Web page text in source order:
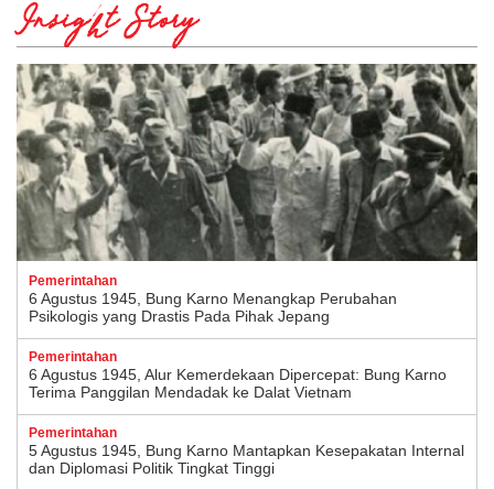
Insight Story
Pemerintahan
6 Agustus 1945, Bung Karno Menangkap Perubahan
Psikologis yang Drastis Pada Pihak Jepang
Pemerintahan
6 Agustus 1945, Alur Kemerdekaan Dipercepat: Bung Karno
Terima Panggilan Mendadak ke Dalat Vietnam
Pemerintahan
5 Agustus 1945, Bung Karno Mantapkan Kesepakatan Internal
dan Diplomasi Politik Tingkat Tinggi